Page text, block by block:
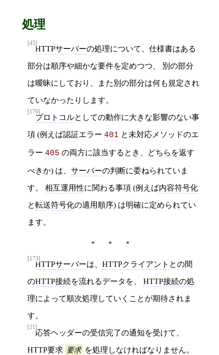
処理
[45]
HTTPサーバーの処理について、 仕様書はある
部分は順序や細かな要件を定めつつ、 別の部分
は曖昧にしており、また別の部分は何も規定され
ていなかったりします。
[170]
プロトコルとしての動作に大きな影響のない事
項 (例えば認証エラー 401 と未対応メソッドのエ
ラー 405 の両方に該当するとき、どちらを返す
べきか) は、 サーバーの判断に委ねられていま
す。 相互運用性に関わる事項 (例えば内容符号化
と転送符号化の適用順序) は明確に定められてい
ます。
[173]
HTTPサーバーは、 HTTPクライアント との間
のHTTP接続を流れるデータを、 HTTP接続の処
理によって順次処理していくことが期待されま
す。
[21]
応答ヘッダーの受信完了の通知を受けて、
HTTP要求 要求 を処理しなければなりません。